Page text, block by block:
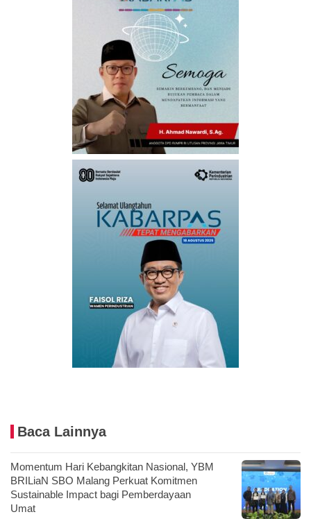
Baca Lainnya
Momentum Hari Kebangkitan Nasional, YBM
BRILiaN SBO Malang Perkuat Komitmen
Sustainable Impact bagi Pemberdayaan
Umat